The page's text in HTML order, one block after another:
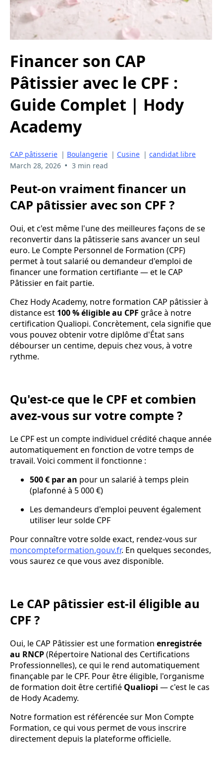
Financer son CAP
Pâtissier avec le CPF :
Guide Complet | Hody
Academy
CAP pâtisserie | Boulangerie | Cusine | candidat libre
March 28, 2026 • 3 min read
Peut-on vraiment financer un
CAP pâtissier avec son CPF ?
Oui, et c'est même l'une des meilleures façons de se
reconvertir dans la pâtisserie sans avancer un seul
euro. Le Compte Personnel de Formation (CPF)
permet à tout salarié ou demandeur d'emploi de
financer une formation certifiante — et le CAP
Pâtissier en fait partie.
Chez Hody Academy, notre formation CAP pâtissier à
distance est 100 % éligible au CPF grâce à notre
certification Qualiopi. Concrètement, cela signifie que
vous pouvez obtenir votre diplôme d'État sans
débourser un centime, depuis chez vous, à votre
rythme.
Qu'est-ce que le CPF et combien
avez-vous sur votre compte ?
Le CPF est un compte individuel crédité chaque année
automatiquement en fonction de votre temps de
travail. Voici comment il fonctionne :
500 € par an pour un salarié à temps plein
(plafonné à 5 000 €)
Les demandeurs d'emploi peuvent également
utiliser leur solde CPF
Pour connaître votre solde exact, rendez-vous sur
moncompteformation.gouv.fr. En quelques secondes,
vous saurez ce que vous avez disponible.
Le CAP pâtissier est-il éligible au
CPF ?
Oui, le CAP Pâtissier est une formation enregistrée
au RNCP(Répertoire National des Certifications
Professionnelles), ce qui le rend automatiquement
finançable par le CPF. Pour être éligible, l'organisme
de formation doit être certifié Qualiopi — c'est le cas
de Hody Academy.
Notre formation est référencée sur Mon Compte
Formation, ce qui vous permet de vous inscrire
directement depuis la plateforme officielle.